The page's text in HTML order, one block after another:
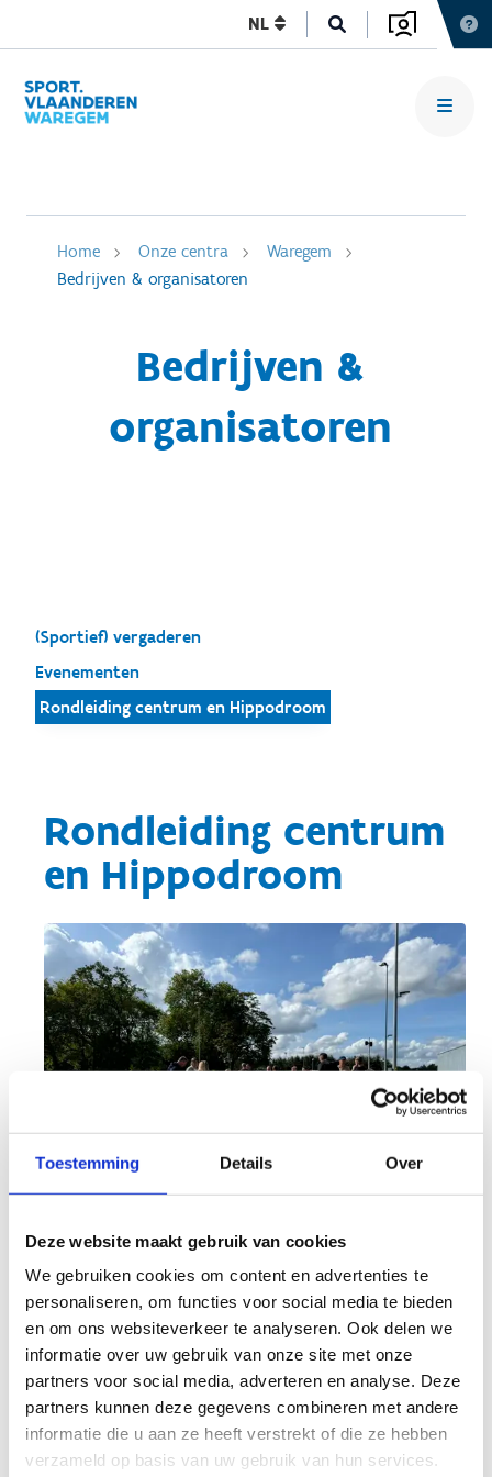
Toestemming Details Over
Deze website maakt gebruik van cookies
We gebruiken cookies om content en advertenties te
personaliseren, om functies voor social media te bieden
en om ons websiteverkeer te analyseren. Ook delen we
informatie over uw gebruik van onze site met onze
partners voor social media, adverteren en analyse. Deze
partners kunnen deze gegevens combineren met andere
informatie die u aan ze heeft verstrekt of die ze hebben
verzameld op basis van uw gebruik van hun services.
NL
Home Onze centra
Waregem
Bedrijven & organisatoren
Bedrijven &
organisatoren
(Sportief) vergaderen
Evenementen
Rondleiding centrum en Hippodroom
Rondleiding centrum
en Hippodroom
Wil je graag meer te weten komen over ons
centrum en de beroemde Hippodroom? Onder
begeleiding van een gids kan je ons een bezoekje
brengen.
Een rondleiding aanvragen doe je via de dienst
toerisme van de Stad Waregem. Goed om te
weten: per gids kunnen er maximum 25